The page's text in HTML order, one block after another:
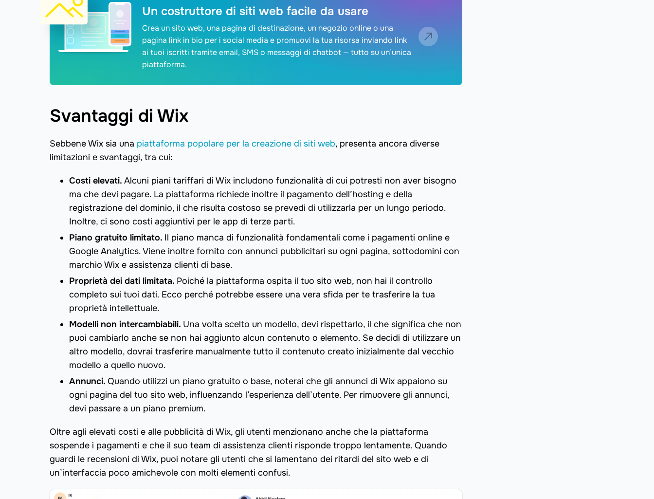
Un costruttore di siti web facile da usare
Crea un sito web, una pagina di destinazione, un negozio online o una
pagina link in bio per i social media e promuovi la tua risorsa inviando link
ai tuoi iscritti tramite email, SMS o messaggi di chatbot — tutto su un’unica
piattaforma.
Svantaggi di Wix
Sebbene Wix sia una piattaforma popolare per la creazione di siti web, presenta ancora diverse
limitazioni e svantaggi, tra cui:
Costi elevati. Alcuni piani tariffari di Wix includono funzionalità di cui potresti non aver bisogno
ma che devi pagare. La piattaforma richiede inoltre il pagamento dell’hosting e della
registrazione del dominio, il che risulta costoso se prevedi di utilizzarla per un lungo periodo.
Inoltre, ci sono costi aggiuntivi per le app di terze parti.
Piano gratuito limitato. Il piano manca di funzionalità fondamentali come i pagamenti online e
Google Analytics. Viene inoltre fornito con annunci pubblicitari su ogni pagina, sottodomini con
marchio Wix e assistenza clienti di base.
Proprietà dei dati limitata. Poiché la piattaforma ospita il tuo sito web, non hai il controllo
completo sui tuoi dati. Ecco perché potrebbe essere una vera sfida per te trasferire la tua
proprietà intellettuale.
Modelli non intercambiabili. Una volta scelto un modello, devi rispettarlo, il che significa che non
puoi cambiarlo anche se non hai aggiunto alcun contenuto o elemento. Se decidi di utilizzare un
altro modello, dovrai trasferire manualmente tutto il contenuto creato inizialmente dal vecchio
modello a quello nuovo.
Annunci. Quando utilizzi un piano gratuito o base, noterai che gli annunci di Wix appaiono su
ogni pagina del tuo sito web, influenzando l’esperienza dell’utente. Per rimuovere gli annunci,
devi passare a un piano premium.
Oltre agli elevati costi e alle pubblicità di Wix, gli utenti menzionano anche che la piattaforma
sospende i pagamenti e che il suo team di assistenza clienti risponde troppo lentamente. Quando
guardi le recensioni di Wix, puoi notare gli utenti che si lamentano dei ritardi del sito web e di
un’interfaccia poco amichevole con molti elementi confusi.